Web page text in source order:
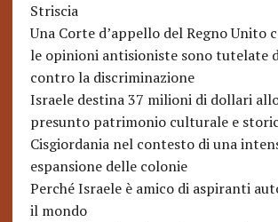
Striscia
Una Corte d’appello del Regno Unito
le opinioni antisioniste sono tutelate
contro la discriminazione
Israele destina 37 milioni di dollari
presunto patrimonio culturale e
Cisgiordania nel contesto di una
espansione delle colonie
Perché Israele è amico di aspiranti
il mondo